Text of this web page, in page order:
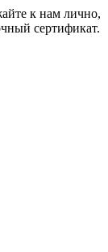
к нам лично,
сертификат.